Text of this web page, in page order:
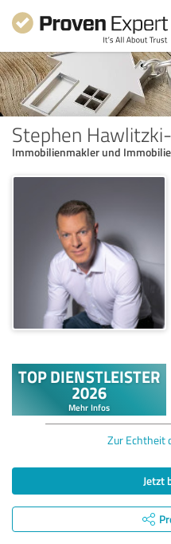
Stephen
Immobilienmakler und
Zur Echtheit
Jetzt